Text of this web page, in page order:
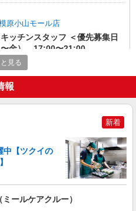
原小山モール店
ッチンスタッフ ＜優先募集日
〜金） 17:00〜21:00
＜高校生＞時給1230円
原市中央区小山3-37-1
詳細を見る
中央店
ッチンスタッフ ＜優先募集日
〜14:00
原市中央区中央2-13-1
見る
報
新着
中【ツクイの
ールケアクルー）